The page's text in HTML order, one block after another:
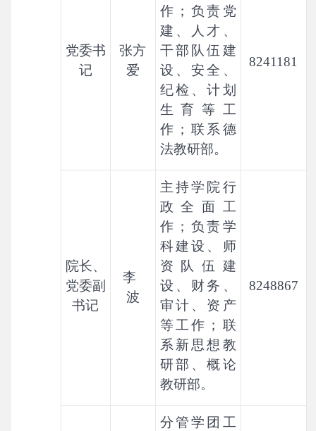
党委书
记
张方
爱
作；负责党
建、人才、
干部队伍建
设、安全、
纪检、计划
生育等工
作；联系德
法教研部。
8241181
院长、
党委副
书记
李
波
主持学院行
政全面工
作；负责学
科建设、师
资队伍建
设、财务、
审计、资产
等工作；联
系新思想教
研部、概论
教研部。
8248867
分管学团工